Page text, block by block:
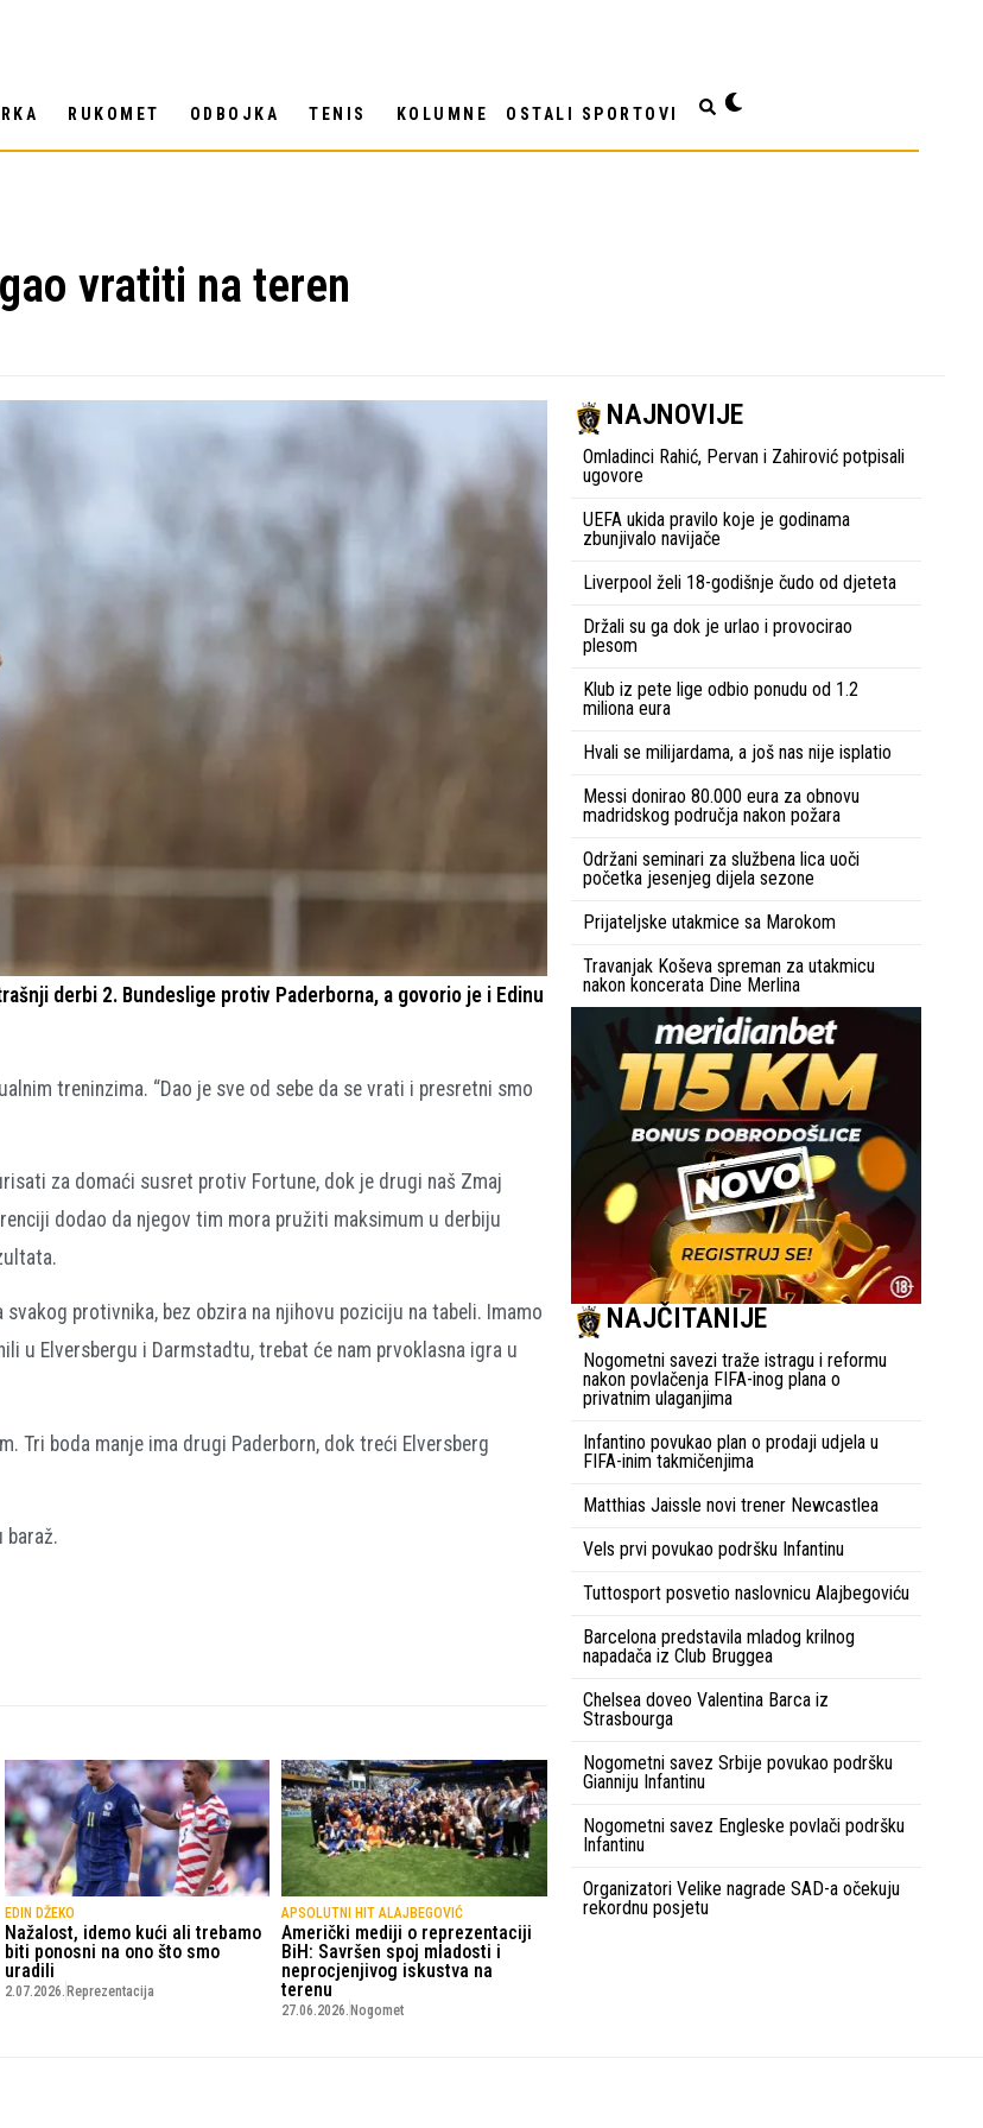
RUKOMET ODBOJKA TENIS KOLUMNE OSTALI SPORTOVI
vratiti na teren
derbi 2. Bundeslige protiv Paderborna, a govorio je i Edinu
treninzima. “Dao je sve od sebe da se vrati i presretni smo
za domaći susret protiv Fortune, dok je drugi naš Zmaj
dodao da njegov tim mora pružiti maksimum u derbiju
protivnika, bez obzira na njihovu poziciju na tabeli. Imamo
u Elversbergu i Darmstadtu, trebat će nam prvoklasna igra u
Tri boda manje ima drugi Paderborn, dok treći Elversberg
baraž.
EDIN DŽEKO
Nažalost, idemo kući ali trebamo
biti ponosni na ono što smo
uradili
2.07.2026. Reprezentacija
APSOLUTNI HIT ALAJBEGOVIĆ
Američki mediji o reprezentaciji
BiH: Savršen spoj mladosti i
neprocjenjivog iskustva na
terenu
27.06.2026. Nogomet
NAJNOVIJE
Omladinci Rahić, Pervan i Zahirović potpisali
ugovore
UEFA ukida pravilo koje je godinama
zbunjivalo navijače
Liverpool želi 18-godišnje čudo od djeteta
Držali su ga dok je urlao i provocirao
plesom
Klub iz pete lige odbio ponudu od 1.2
miliona eura
Hvali se milijardama, a još nas nije isplatio
Messi donirao 80.000 eura za obnovu
madridskog područja nakon požara
Održani seminari za službena lica uoči
početka jesenjeg dijela sezone
Prijateljske utakmice sa Marokom
Travanjak Koševa spreman za utakmicu
nakon koncerata Dine Merlina
NAJČITANIJE
Nogometni savezi traže istragu i reformu
nakon povlačenja FIFA-inog plana o
privatnim ulaganjima
Infantino povukao plan o prodaji udjela u
FIFA-inim takmičenjima
Matthias Jaissle novi trener Newcastlea
Vels prvi povukao podršku Infantinu
Tuttosport posvetio naslovnicu Alajbegoviću
Barcelona predstavila mladog krilnog
napadača iz Club Bruggea
Chelsea doveo Valentina Barca iz
Strasbourga
Nogometni savez Srbije povukao podršku
Gianniju Infantinu
Nogometni savez Engleske povlači podršku
Infantinu
Organizatori Velike nagrade SAD-a očekuju
rekordnu posjetu